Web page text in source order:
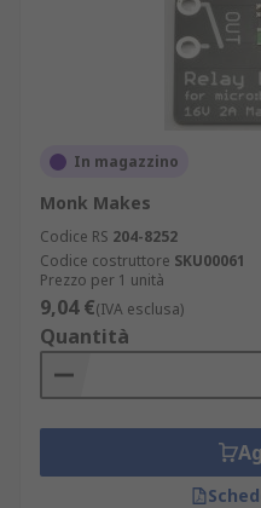
In magazzino
Monk Makes
Codice RS 204-8252
Codice costruttore SKU00061
Prezzo per 1 unità
9,04 €(IVA esclusa)
Quantità